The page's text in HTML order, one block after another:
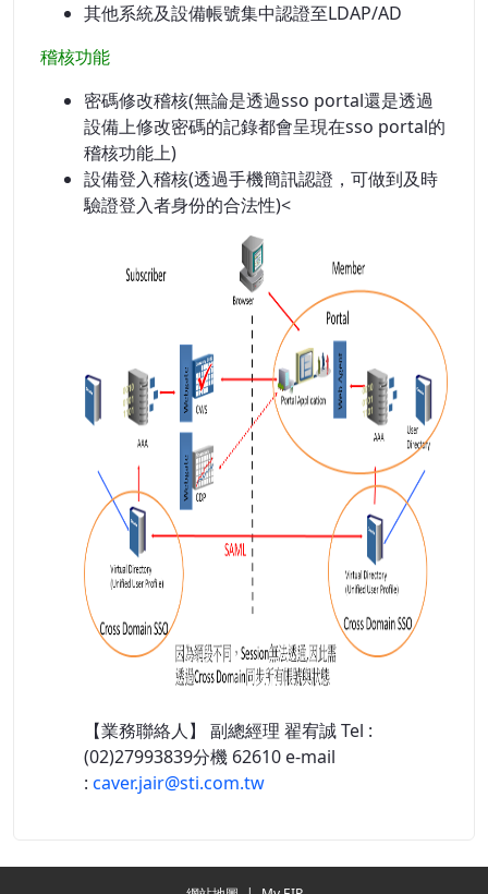
其他系統及設備帳號集中認證至LDAP/AD
稽核功能
密碼修改稽核(無論是透過sso portal還是透過
設備上修改密碼的記錄都會呈現在sso portal的
稽核功能上)
設備登入稽核(透過手機簡訊認證，可做到及時
驗證登入者身份的合法性)<
【業務聯絡人】 副總經理 翟宥誠 Tel :
(02)27993839分機 62610 e-mail
: caver.jair@sti.com.tw